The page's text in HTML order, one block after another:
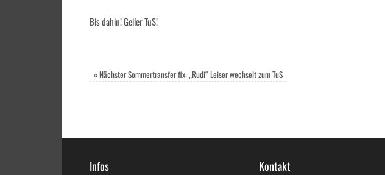
Bis dahin! Geiler TuS!
«Nächster Sommertransfer fix: „Rudi“ Leiser wechselt zum TuS
Infos Kontakt